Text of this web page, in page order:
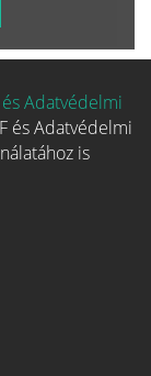
és Adatvédelmi
és Adatvédelmi
is